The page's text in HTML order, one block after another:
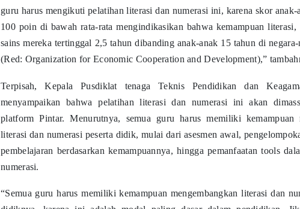
guru harus mengikuti pelatihan literasi dan numerasi ini, karena skor
100 poin di bawah rata-rata mengindikasikan bahwa kemampuan literasi,
sains mereka tertinggal 2,5 tahun dibanding anak-anak 15 tahun di
(Red: Organization for Economic Cooperation and Development),”
Terpisah, Kepala Pusdiklat tenaga Teknis Pendidikan dan
menyampaikan bahwa pelatihan literasi dan numerasi ini akan
platform Pintar. Menurutnya, semua guru harus memiliki kemampuan
literasi dan numerasi peserta didik, mulai dari asesmen awal,
pembelajaran berdasarkan kemampuannya, hingga pemanfaatan tools
numerasi.
“Semua guru harus memiliki kemampuan mengembangkan literasi dan